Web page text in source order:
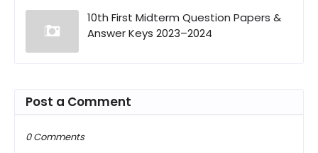
10th First Midterm Question Papers &
Answer Keys 2023–2024
Post a Comment
0 Comments